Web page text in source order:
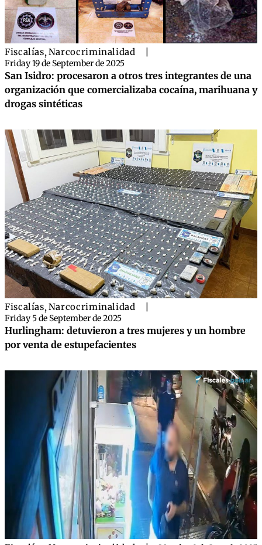
Fiscalías,Narcocriminalidad
Friday 19 de September de 2025
San Isidro: procesaron a otros tres integrantes de una
organización que comercializaba cocaína, marihuana y
drogas sintéticas
Fiscalías,Narcocriminalidad
Friday 5 de September de 2025
Hurlingham: detuvieron a tres mujeres y un hombre
por venta de estupefacientes